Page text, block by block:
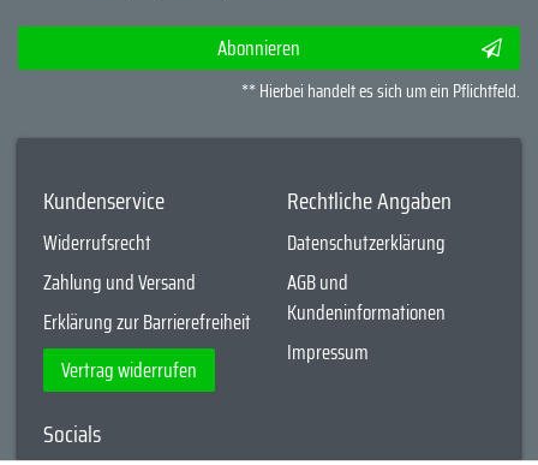
Abonnieren
** Hierbei handelt es sich um ein Pflichtfeld.
Kundenservice
Widerrufsrecht
Zahlung und Versand
Erklärung zur Barrierefreiheit
Vertrag widerrufen
Rechtliche Angaben
Datenschutzerklärung
AGB und
Kundeninformationen
Impressum
Socials